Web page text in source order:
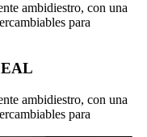
ambidiestro, con una
para
ambidiestro, con una
para